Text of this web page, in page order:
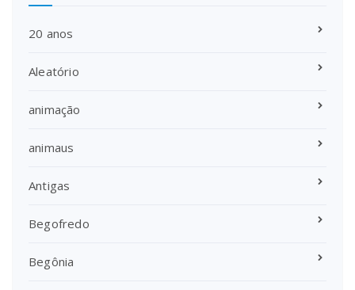
20 anos
Aleatório
animação
animaus
Antigas
Begofredo
Begônia